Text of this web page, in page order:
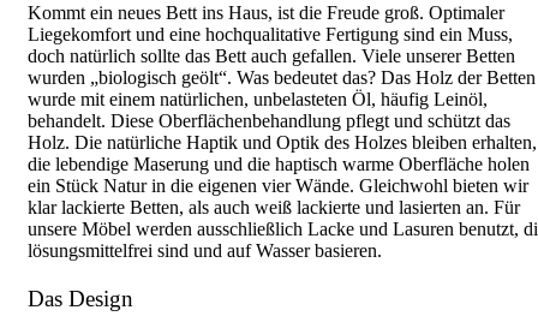
Kommt ein neues Bett ins Haus, ist die Freude groß. Optimaler
Liegekomfort und eine hochqualitative Fertigung sind ein Muss,
doch natürlich sollte das Bett auch gefallen. Viele unserer Betten
wurden „biologisch geölt“. Was bedeutet das? Das Holz der Betten
wurde mit einem natürlichen, unbelasteten Öl, häufig Leinöl,
behandelt. Diese Oberflächenbehandlung pflegt und schützt das
Holz. Die natürliche Haptik und Optik des Holzes bleiben erhalten,
die lebendige Maserung und die haptisch warme Oberfläche holen
ein Stück Natur in die eigenen vier Wände. Gleichwohl bieten wir
klar lackierte Betten, als auch weiß lackierte und lasierten an. Für
unsere Möbel werden ausschließlich Lacke und Lasuren benutzt,
lösungsmittelfrei sind und auf Wasser basieren.
Das Design